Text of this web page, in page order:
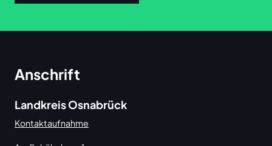
Anschrift
Landkreis Osnabrück
Kontaktaufnahme